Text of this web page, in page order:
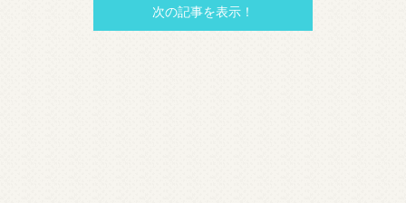
次の記事を表示！